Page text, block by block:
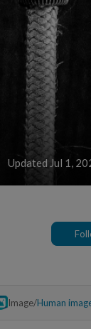
Updated Jul 1,
Image/Human